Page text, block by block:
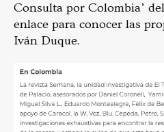
Consulta por Colombia’
enlace para conocer las
Iván Duque.